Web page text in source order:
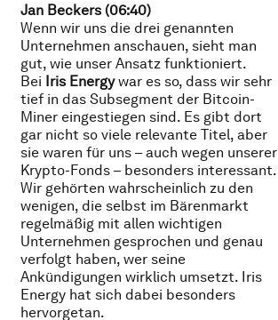
Jan Beckers (06:40)
Wenn wir uns die drei genannten
Unternehmen anschauen, sieht man
gut, wie unser Ansatz funktioniert.
Bei Iris Energywar es so, dass wir sehr
tief in das Subsegment der Bitcoin-
Miner eingestiegen sind. Es gibt dort
gar nicht so viele relevante Titel, aber
sie waren für uns – auch wegen unserer
Krypto-Fonds – besonders interessant.
Wir gehörten wahrscheinlich zu den
wenigen, die selbst im Bärenmarkt
regelmäßig mit allen wichtigen
Unternehmen gesprochen und genau
verfolgt haben, wer seine
Ankündigungen wirklich umsetzt. Iris
Energy hat sich dabei besonders
hervorgetan.